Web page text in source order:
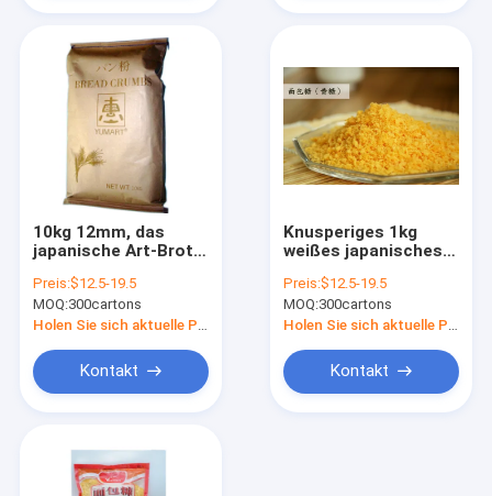
In Essig eingelegter Sushiingwer
Wegwerfbambusessstäbchen
Helle dunkle Sojasoße
Japanische Würze-Soße
Grund-japanischer Wein
Sushi-Reis-Essig
Konjac Nudel Shirataki
Hon Dashi Powder
Wasabipulver
10kg 12mm, das
japanische Art-Brot
blättert gelbe Farbe
ab
Preis:$12.5-19.5
MOQ:300cartons
Holen Sie sich aktuelle Preis
Kontakt
Knusperiges 1kg
weißes japanisches
Nahrungzerkrümelt
4mm bis 6mm
Preis:$12.5-19.5
MOQ:300cartons
Holen Sie sich aktuelle Preis
Kontakt